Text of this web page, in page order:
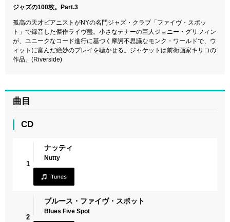
ジャズの100枚。Part.3
孤高の天才ピアニストがNYの名門ジャズ・クラブ「ファイヴ・スポッ
ト」で録音した傑作ライヴ盤。小さなテナーの巨人ジョニー・グリフィン
が、ユニークなコード進行に基づく摩訶不思議なモンク・ワールドで、ウ
ィットに富んだ絶妙のプレイを聴かせる。ジャケットは前衛画家キリコの
作品。(Riverside)
曲目
CD
1
ナッティ
Nutty
2
ブルース・ファイヴ・スポット
Blues Five Spot